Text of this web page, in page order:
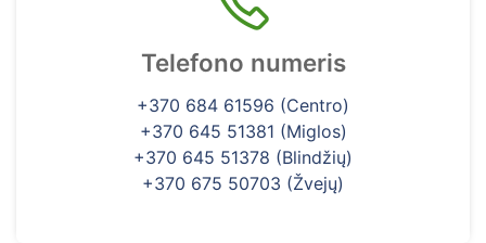
Telefono numeris
+370 684 61596 (Centro)
+370 645 51381 (Miglos)
+370 645 51378 (Blindžių)
+370 675 50703 (Žvejų)